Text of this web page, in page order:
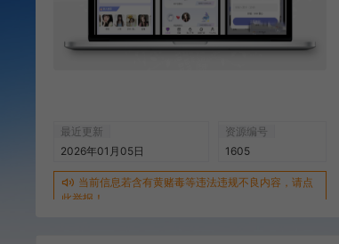
最近更新
2026年01月05日
资源编号
1605
当前信息若含有黄赌毒等违法违规不良内容，请点
此举报！